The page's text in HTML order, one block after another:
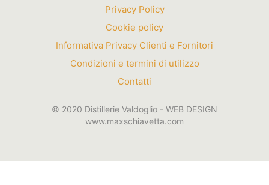
Privacy Policy
Cookie policy
Informativa Privacy Clienti e Fornitori
Condizioni e termini di utilizzo
Contatti
© 2020 Distillerie Valdoglio - WEB DESIGN
www.maxschiavetta.com